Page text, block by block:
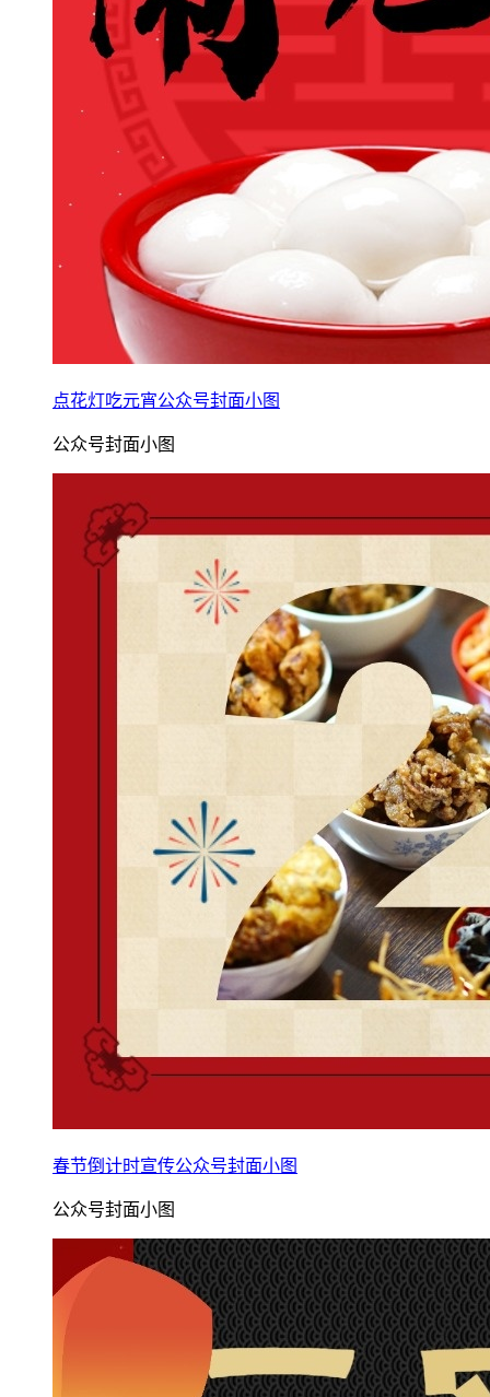
点花灯吃元宵公众号封面小图
公众号封面小图
春节倒计时宣传公众号封面小图
公众号封面小图